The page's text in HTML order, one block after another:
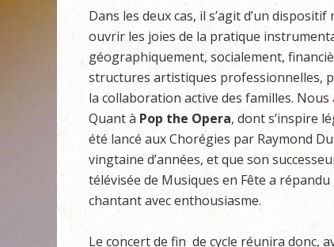
Dans les deux cas, il s’agit d’un
ouvrir les joies de la pratique
géographiquement, socialement,
structures artistiques professionnelles,
la collaboration active des familles. Nous
Quant à Pop the Opera, dont s’inspire
été lancé aux Chorégies par Raymond
vingtaine d’années, et que son
télévisée de Musiques en Fête a
chantant avec enthousiasme.
Le concert de fin de cycle réunira donc,